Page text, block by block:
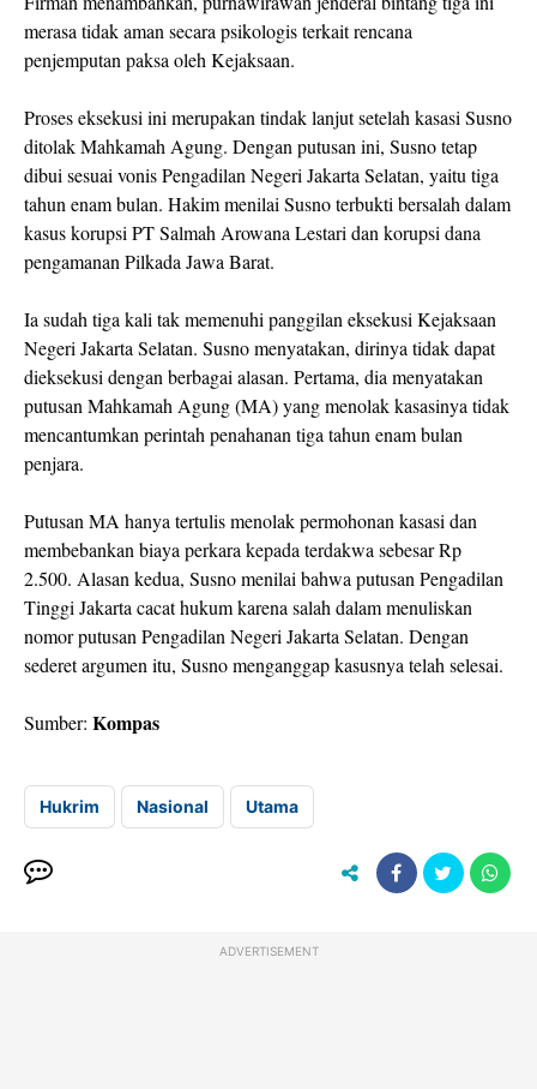
merasa tidak aman secara psikologis terkait rencana
penjemputan paksa oleh Kejaksaan.
Proses eksekusi ini merupakan tindak lanjut setelah kasasi Susno
ditolak Mahkamah Agung. Dengan putusan ini, Susno tetap
dibui sesuai vonis Pengadilan Negeri Jakarta Selatan, yaitu tiga
tahun enam bulan. Hakim menilai Susno terbukti bersalah dalam
kasus korupsi PT Salmah Arowana Lestari dan korupsi dana
pengamanan Pilkada Jawa Barat.
Ia sudah tiga kali tak memenuhi panggilan eksekusi Kejaksaan
Negeri Jakarta Selatan. Susno menyatakan, dirinya tidak dapat
dieksekusi dengan berbagai alasan. Pertama, dia menyatakan
putusan Mahkamah Agung (MA) yang menolak kasasinya tidak
mencantumkan perintah penahanan tiga tahun enam bulan
penjara.
Putusan MA hanya tertulis menolak permohonan kasasi dan
membebankan biaya perkara kepada terdakwa sebesar Rp
2.500. Alasan kedua, Susno menilai bahwa putusan Pengadilan
Tinggi Jakarta cacat hukum karena salah dalam menuliskan
nomor putusan Pengadilan Negeri Jakarta Selatan. Dengan
sederet argumen itu, Susno menganggap kasusnya telah selesai.
Sumber: Kompas
Hukrim Nasional Utama
ADVERTISEMENT